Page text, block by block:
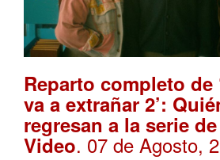
Reparto completo de
va a extrañar 2’:
regresan a la serie
Video. 07 de Agosto,